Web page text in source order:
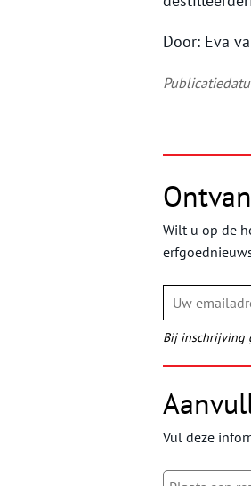
Door: Eva
Wilt u op de
Bij inschrijving
Vul deze